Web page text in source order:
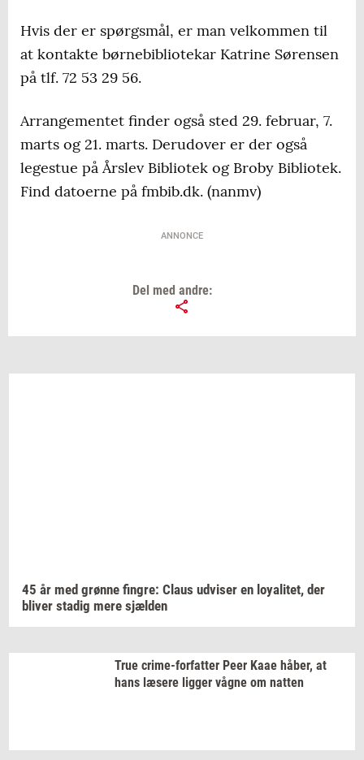
Hvis der er spørgsmål, er man velkommen til
at kontakte børnebibliotekar Katrine Sørensen
på tlf. 72 53 29 56.
Arrangementet finder også sted 29. februar, 7.
marts og 21. marts. Derudover er der også
legestue på Årslev Bibliotek og Broby Bibliotek.
Find datoerne på fmbib.dk. (nanmv)
ANNONCE
Del med andre:
45 år med grøn­ne fin­gre: Claus ud­vi­ser en loy­a­li­tet, der
bli­ver sta­dig mere sjæl­den
True crime-​forfatter Peer Kaae håber, at
hans læ­se­re lig­ger vågne om nat­ten